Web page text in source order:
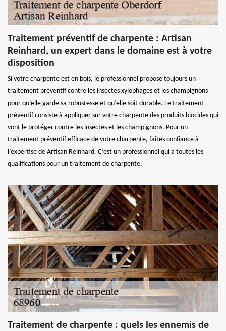
Traitement préventif de charpente : Artisan
Reinhard, un expert dans le domaine est à votre
disposition
Si votre charpente est en bois, le professionnel propose toujours un
traitement préventif contre les insectes xylophages et les champignons
pour qu’elle garde sa robustesse et qu’elle soit durable. Le traitement
préventif consiste à appliquer sur votre charpente des produits biocides qui
vont le protéger contre les insectes et les champignons. Pour un
traitement préventif efficace de votre charpente, faites confiance à
l’expertise de Artisan Reinhard. C’est un professionnel qui a toutes les
qualifications pour un traitement de charpente.
Traitement de charpente : quels les ennemis de